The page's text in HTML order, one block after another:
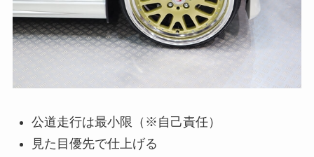
公道走行は最小限（※自己責任）
見た目優先で仕上げる